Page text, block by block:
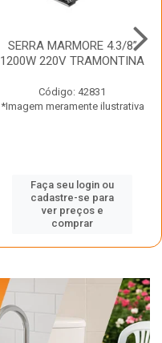
SERRA MARMORE 4.3/8”
1200W 220V TRAMONTINA
Código: 42831
*Imagem meramente ilustrativa
Faça seu login ou
cadastre-se para
ver preços e
comprar